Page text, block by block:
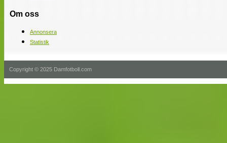
Om oss
Annonsera
Statistik
Copyright © 2025 Damfotboll.com